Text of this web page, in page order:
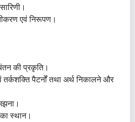
एवं निरूपण।
की प्रकृति।
पैटर्नों तथा अर्थ निकालने और
स्थान।